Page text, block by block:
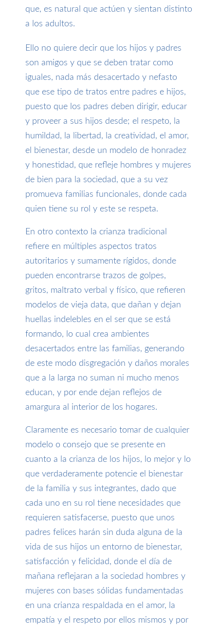
que, es natural que actúen y sientan distinto
a los adultos.
Ello no quiere decir que los hijos y padres
son amigos y que se deben tratar como
iguales, nada más desacertado y nefasto
que ese tipo de tratos entre padres e hijos,
puesto que los padres deben dirigir, educar
y proveer a sus hijos desde; el respeto, la
humildad, la libertad, la creatividad, el amor,
el bienestar, desde un modelo de honradez
y honestidad, que refleje hombres y mujeres
de bien para la sociedad, que a su vez
promueva familias funcionales, donde cada
quien tiene su rol y este se respeta.
En otro contexto la crianza tradicional
refiere en múltiples aspectos tratos
autoritarios y sumamente rígidos, donde
pueden encontrarse trazos de golpes,
gritos, maltrato verbal y físico, que refieren
modelos de vieja data, que dañan y dejan
huellas indelebles en el ser que se está
formando, lo cual crea ambientes
desacertados entre las familias, generando
de este modo disgregación y daños morales
que a la larga no suman ni mucho menos
educan, y por ende dejan reflejos de
amargura al interior de los hogares.
Claramente es necesario tomar de cualquier
modelo o consejo que se presente en
cuanto a la crianza de los hijos, lo mejor y lo
que verdaderamente potencie el bienestar
de la familia y sus integrantes, dado que
cada uno en su rol tiene necesidades que
requieren satisfacerse, puesto que unos
padres felices harán sin duda alguna de la
vida de sus hijos un entorno de bienestar,
satisfacción y felicidad, donde el día de
mañana reflejaran a la sociedad hombres y
mujeres con bases sólidas fundamentadas
en una crianza respaldada en el amor, la
empatía y el respeto por ellos mismos y por